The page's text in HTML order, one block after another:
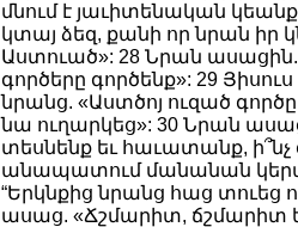
մնում է յաւիտենական
կտայ ձեզ, քանի որ նրան իր
Աստուած»: 28 Նրան ասացին.
գործերը գործենք»: 29
նրանց. «Աստծոյ ուզած
նա ուղարկեց»: 30 Նրան
տեսնենք եւ հաւատանք, ի՞նչ
անապատում մանանան
“Երկնքից նրանց հաց տուեց
ասաց. «Ճշմարիտ, ճշմարիտ